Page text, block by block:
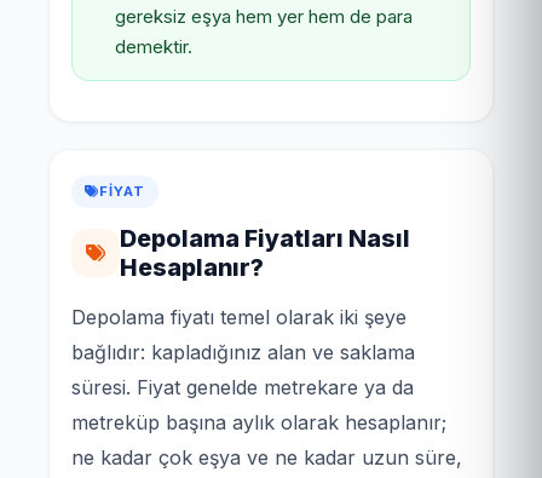
gereksiz eşya hem yer hem de para
demektir.
FIYAT
Depolama Fiyatları Nasıl
Hesaplanır?
Depolama fiyatı temel olarak iki şeye
bağlıdır: kapladığınız alan ve saklama
süresi. Fiyat genelde metrekare ya da
metreküp başına aylık olarak hesaplanır;
ne kadar çok eşya ve ne kadar uzun süre,